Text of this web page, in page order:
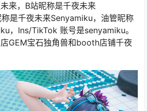
来，B站昵称是千夜未来
是千夜未来Senyamiku，油管昵称
，Ins/TikTok 账号是senyamiku。
GEM宝石独角兽和booth店铺千夜